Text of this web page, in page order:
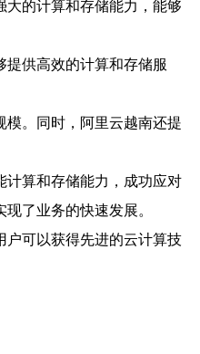
大的计算和存储能力，能够
供高效的计算和存储服
模。同时，阿里云越南还提
计算和存储能力，成功应对
了业务的快速发展。
户可以获得先进的云计算技